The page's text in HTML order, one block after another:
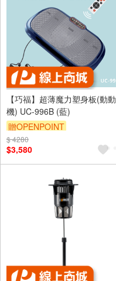
【巧福】超薄魔力塑身板(動動
機) UC-996B (藍)
贈OPENPOINT
$ 4280
$3,580